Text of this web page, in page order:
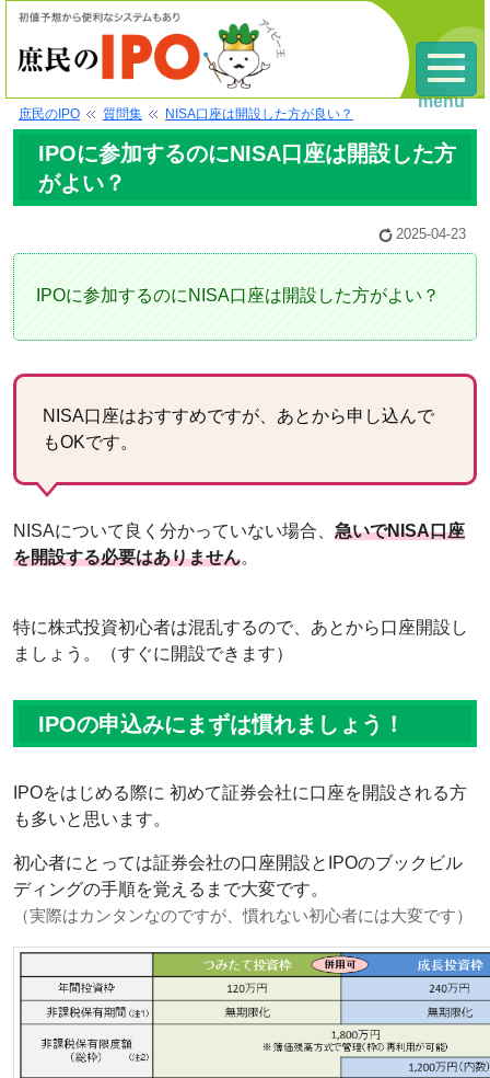
庶民のIPO 質問集 NISA口座は開設した方が良い？
IPOに参加するのにNISA口座は開設した方
がよい？
2025-04-23
IPOに参加するのにNISA口座は開設した方がよい？
NISA口座はおすすめですが、あとから申し込んで
もOKです。
NISAについて良く分かっていない場合、 急いでNISA口座
を開設する必要はありません。
特に株式投資初心者は混乱するので、あとから口座開設し
ましょう。（すぐに開設できます）
IPOの申込みにまずは慣れましょう！
IPOをはじめる際に 初めて証券会社に口座を開設される方
も多いと思います。
初心者にとっては証券会社の口座開設とIPOのブックビル
ディングの手順を覚えるまで大変です。
（実際はカンタンなのですが、慣れない初心者には大変です）
menu